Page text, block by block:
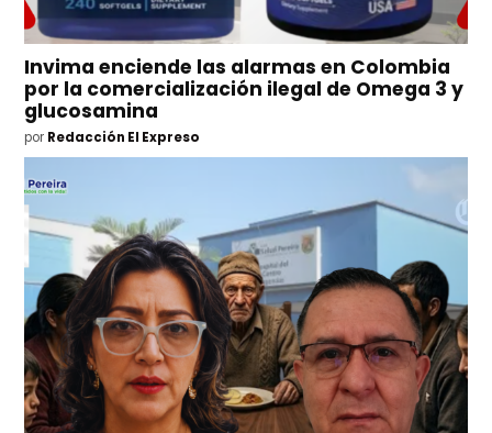
Invima enciende las alarmas en Colombia
por la comercialización ilegal de Omega 3 y
glucosamina
por Redacción El Expreso